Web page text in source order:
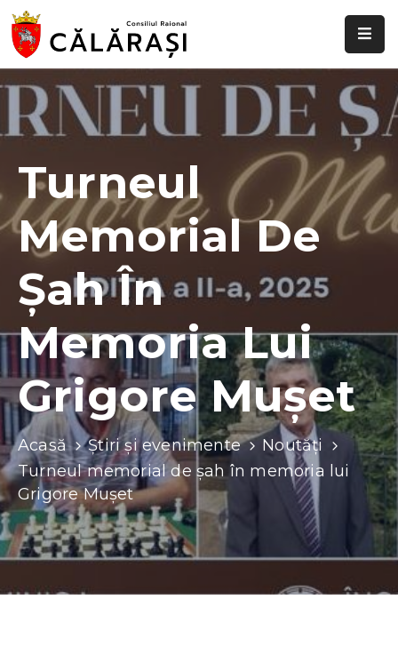
Știri
evenimente
Transparență
decizională
Comisii
raionale
Funcții
vacante
Contacte
Turneul
Memorial De
Șah În
Memoria Lui
Grigore Mușet
Acasă Știri și evenimente
Noutăți
Turneul memorial de șah în memoria lui
Grigore Mușet